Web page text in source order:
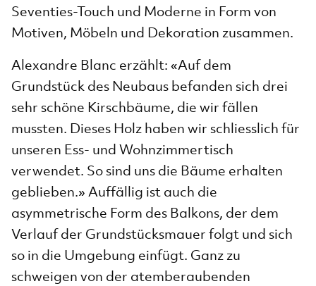
Seventies-Touch und Moderne in Form von
Motiven, Möbeln und Dekoration zusammen.
Alexandre Blanc erzählt: «Auf dem
Grundstück des Neubaus befanden sich drei
sehr schöne Kirschbäume, die wir fällen
mussten. Dieses Holz haben wir schliesslich für
unseren Ess- und Wohnzimmertisch
verwendet. So sind uns die Bäume erhalten
geblieben.» Auffällig ist auch die
asymmetrische Form des Balkons, der dem
Verlauf der Grundstücksmauer folgt und sich
so in die Umgebung einfügt. Ganz zu
schweigen von der atemberaubenden